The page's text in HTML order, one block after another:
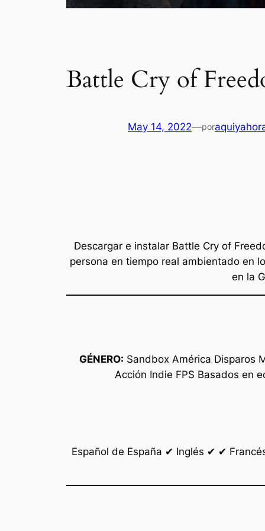
Battle Cry of
May 14, 2022—por
Descargar e instalar Battle Cry of
persona en tiempo real ambientado en
en la
GÉNERO: Sandbox América Disparos
Acción Indie FPS Basados en
Español de España ✔ Inglés ✔ ✔